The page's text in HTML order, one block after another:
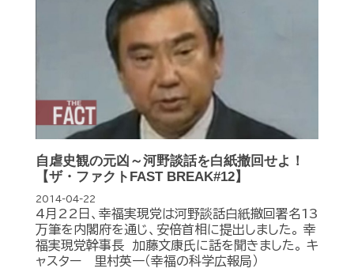
自虐史観の元凶～河野談話を白紙撤回せよ！
【ザ・ファクトFAST BREAK#12】
2014-04-22
4月22日、幸福実現党は河野談話白紙撤回署名13
万筆を内閣府を通じ、安倍首相に提出しました。 幸
福実現党幹事長 加藤文康氏に話を聞きました。 キ
ャスター 里村英一（幸福の科学広報局）